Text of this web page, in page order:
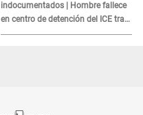
indocumentados | Hombre fallece
en centro de detención del ICE tras
sufrir una "emergencia médica"